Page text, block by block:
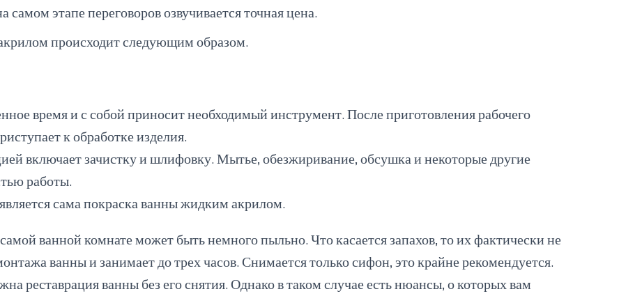
этапе переговоров озвучивается точная цена.
происходит следующим образом.
время и с собой приносит необходимый инструмент. После приготовления рабочего
к обработке изделия.
включает зачистку и шлифовку. Мытье, обезжиривание, обсушка и некоторые другие
работы.
сама покраска ванны жидким акрилом.
ванной комнатеможет быть немного пыльно. Что касается запахов, то их фактически не
ванны и занимает до трех часов. Снимается только сифон, это крайне рекомендуется.
реставрация ванны без его снятия. Однако в таком случае есть нюансы, о которых вам